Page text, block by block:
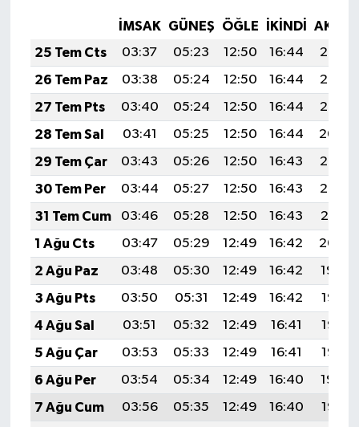
İMSAK GÜNEŞ ÖĞLE İKINDI
25 Tem Cts
03:37 05:23 12:50 16:44
20:07
26 Tem Paz
03:38 05:24 12:50 16:44
20:06
27 Tem Pts
03:40 05:24 12:50 16:44
20:05
28 Tem Sal
03:41 05:25 12:50 16:44
20:04
29 Tem Çar
03:43 05:26 12:50 16:43
20:03
30 Tem Per
03:44 05:27 12:50 16:43
20:02
31 Tem Cum
03:46 05:28 12:50 16:43
20:01
1 Ağu Cts
03:47 05:29 12:49 16:42
20:00
2 Ağu Paz
03:48 05:30 12:49 16:42
19:59
3 Ağu Pts
03:50 05:31 12:49 16:42
19:58
4 Ağu Sal
03:51 05:32 12:49 16:41
19:57
5 Ağu Çar
03:53 05:33 12:49 16:41
19:56
6 Ağu Per
03:54 05:34 12:49 16:40
19:54
7 Ağu Cum
03:56 05:35 12:49 16:40
19:53